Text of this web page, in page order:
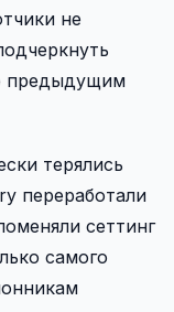
не
предыдущим
терялись
переработали
сеттинг
самого